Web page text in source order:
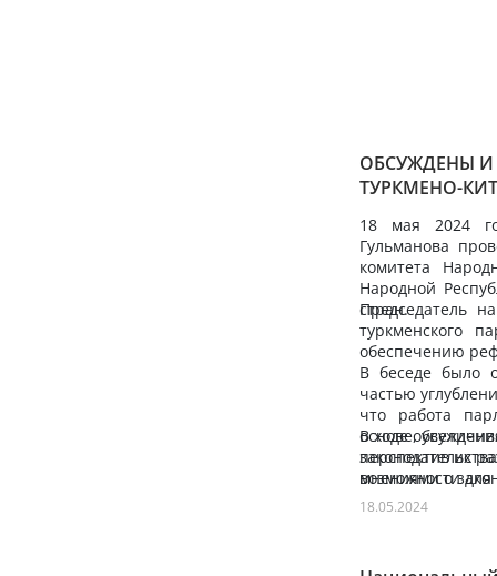
ОБСУЖДЕНЫ
ТУРКМЕНО-
18 мая 2024
Гульманова
комитета
Народной
стран.
Председатель
туркменского
обеспечению
В беседе было
частью
что работа
основе,
мнениями о
женщин во всех
В ходе
перспектив их
возможности
торгово-
18.05.2024